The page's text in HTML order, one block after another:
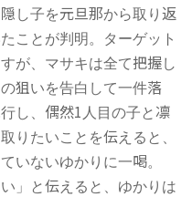
し子を元旦那から取り返
ことが判明。ターゲット
が、マサキは全て把握し
狙いを告白して一件落
し、偶然1人目の子と凛
りたいことを伝えると、
いないゆかりに一喝。
」と伝えると、ゆかりは